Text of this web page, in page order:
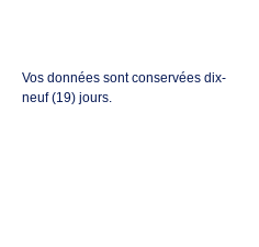
Vos données sont conservées dix-
neuf (19) jours.